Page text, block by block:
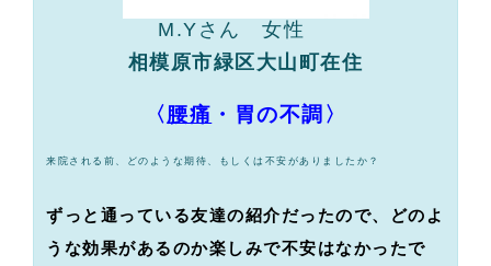
M.Yさん 女性
相模原市緑区大山町在住
〈腰痛 ・胃の不調〉
来院される前、どのような期待、もしくは不安がありましたか？
ずっと通っている友達の紹介だったので、どのよ
うな効果があるのか楽しみで不安はなかったで